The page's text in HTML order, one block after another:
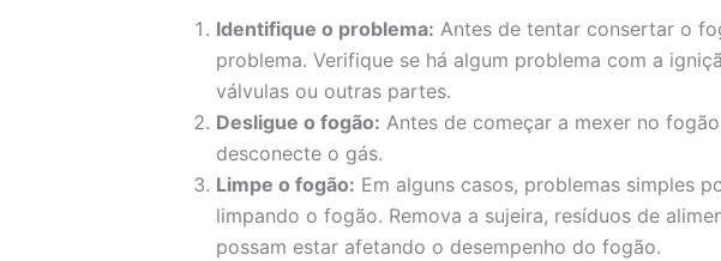
Identifique o problema: Antes de tentar consertar o
problema. Verifique se há algum problema com a
válvulas ou outras partes.
Desligue o fogão: Antes de começar a mexer no
desconecte o gás.
Limpe o fogão: Em alguns casos, problemas simples
limpando o fogão. Remova a sujeira, resíduos de
possam estar afetando o desempenho do fogão.